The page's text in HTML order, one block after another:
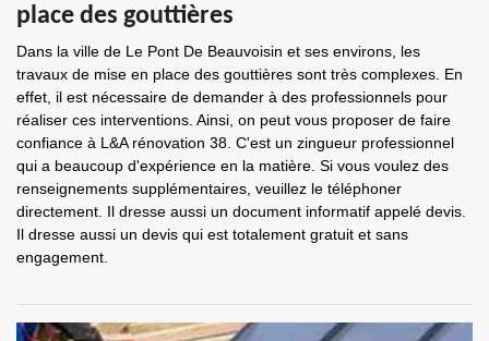
place des gouttières
Dans la ville de Le Pont De Beauvoisin et ses environs, les
travaux de mise en place des gouttières sont très complexes. En
effet, il est nécessaire de demander à des professionnels pour
réaliser ces interventions. Ainsi, on peut vous proposer de faire
confiance à L&A rénovation 38. C'est un zingueur professionnel
qui a beaucoup d'expérience en la matière. Si vous voulez des
renseignements supplémentaires, veuillez le téléphoner
directement. Il dresse aussi un document informatif appelé devis.
Il dresse aussi un devis qui est totalement gratuit et sans
engagement.